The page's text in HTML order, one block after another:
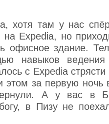
хотя там у нас
на Expedia, но
офисное здание.
навыков ведения
с Expedia
этом за первую ночь
А у вас в
в Пизу не